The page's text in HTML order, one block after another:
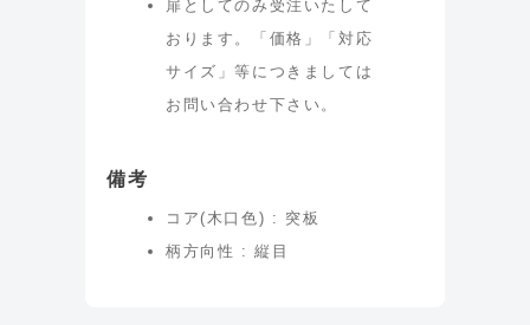
扉としてのみ受注いたして
おります。「価格」「対応
サイズ」等につきましては
お問い合わせ下さい。
備考
コア(木口色) : 突板
柄方向性 : 縦目